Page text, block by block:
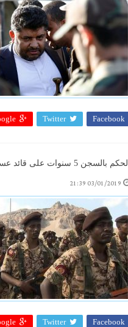
Facebook
Twitter
+
الحكم بالسجن 5 سنوات على قائد عسكري سوداني رفض المشاركة في القتال باليمن (الاسم + صورة)
03/01/2019 21:39
Facebook
Twitter
+